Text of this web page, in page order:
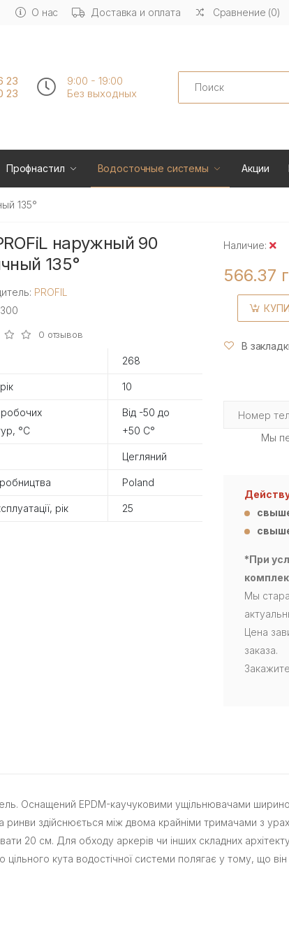
О нас Доставка и оплата Сравнение (0)
23
23
9:00 - 19:00
Без выходных
Search
Профнастил Водосточные системы Акции
135°
наружный 90
135°
PROFIL
0 отзывов
268
10
робочих
°С
Від -50 до
+50 С°
Цегляний
Poland
рік 25
Наличие:
566.37
В
Мы
*При
Мы
Цена
заказа.
Оснащений EPDM-каучуковими ущільнювачами
здійснюється між двома крайніми тримачами з
20 см. Для обходу аркерів чи інших складних
кута водостічної системи полягає у тому, що